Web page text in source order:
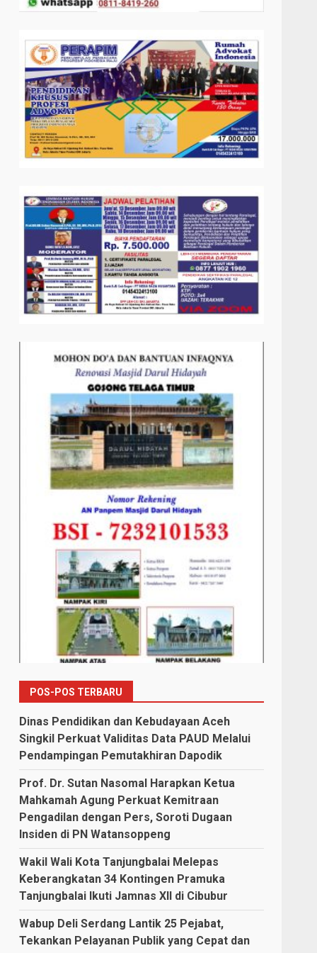
POS-POS TERBARU
Dinas Pendidikan dan Kebudayaan Aceh
Singkil Perkuat Validitas Data PAUD Melalui
Pendampingan Pemutakhiran Dapodik
Prof. Dr. Sutan Nasomal Harapkan Ketua
Mahkamah Agung Perkuat Kemitraan
Pengadilan dengan Pers, Soroti Dugaan
Insiden di PN Watansoppeng
Wakil Wali Kota Tanjungbalai Melepas
Keberangkatan 34 Kontingen Pramuka
Tanjungbalai Ikuti Jamnas XII di Cibubur
Wabup Deli Serdang Lantik 25 Pejabat,
Tekankan Pelayanan Publik yang Cepat dan